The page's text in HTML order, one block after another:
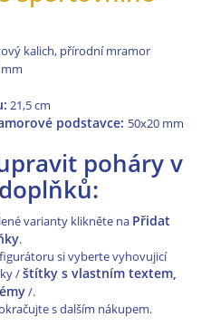
kalich, přírodní mramor
21,5 cm
podstavce: 50x20 mm
poháry v
varianty klikněte na Přidat
.
si vyberte vyhovujicí
/štítky s vlastním textem,
/.
s dalším nákupem.